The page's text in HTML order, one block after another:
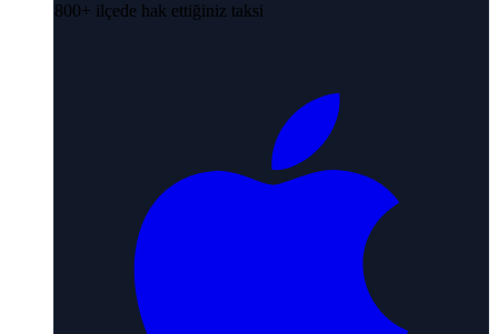
800+ ilçede hak ettiğiniz taksi